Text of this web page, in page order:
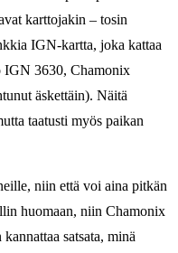
karttojakin – tosin
IGN-kartta, joka kattaa
IGN 3630, Chamonix
äskettäin). Näitä
taatusti myös paikan
niin että voi aina pitkän
huomaan, niin Chamonix
satsata, minä